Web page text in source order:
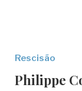
Rescisão
Philippe